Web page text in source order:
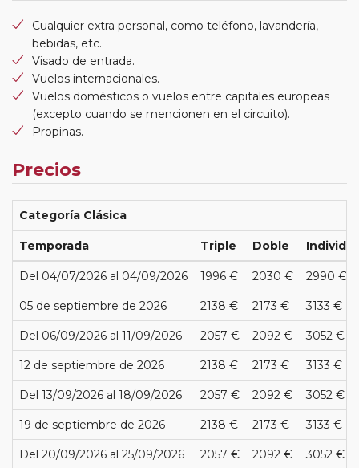
Cualquier extra personal, como teléfono, lavandería,
bebidas, etc.
Visado de entrada.
Vuelos internacionales.
Vuelos domésticos o vuelos entre capitales europeas
(excepto cuando se mencionen en el circuito).
Propinas.
Precios
Categoría Clásica
Temporada Triple Doble
Del 04/07/2026 al 04/09/2026 1996 € 2030 € 2990 €
05 de septiembre de 2026 2138 € 2173 € 3133 €
Del 06/09/2026 al 11/09/2026 2057 € 2092 € 3052 €
12 de septiembre de 2026 2138 € 2173 € 3133 €
Del 13/09/2026 al 18/09/2026 2057 € 2092 € 3052 €
19 de septiembre de 2026 2138 € 2173 € 3133 €
Del 20/09/2026 al 25/09/2026 2057 € 2092 € 3052 €